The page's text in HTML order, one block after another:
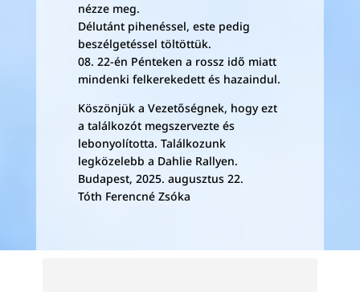
nézze meg.
Délutánt pihenéssel, este pedig
beszélgetéssel töltöttük.
08. 22-én Pénteken a rossz idő miatt
mindenki felkerekedett és hazaindul.
Köszönjük a Vezetőségnek, hogy ezt
a találkozót megszervezte és
lebonyolította. Találkozunk
legközelebb a Dahlie Rallyen.
Budapest, 2025. augusztus 22.
Tóth Ferencné Zsóka